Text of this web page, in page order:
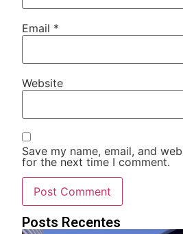
Email *
Website
Save my name, email, and
for the next time I comment.
Posts Recentes